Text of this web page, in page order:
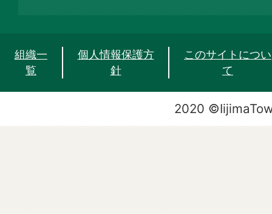
組織一
覧
個人情報保護方
針
このサイトについ
て
2020